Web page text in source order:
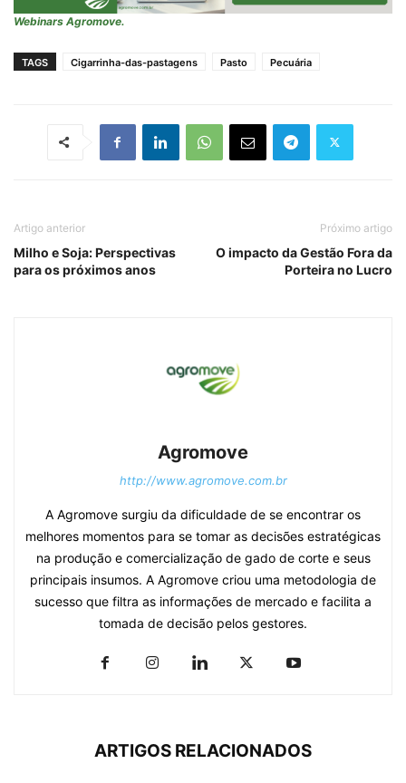
Webinars Agromove.
TAGS Cigarrinha-das-pastagens Pasto Pecuária
Artigo anterior
Milho e Soja: Perspectivas
para os próximos anos
Próximo artigo
O impacto da Gestão Fora da
Porteira no Lucro
Agromove
http://www.agromove.com.br
A Agromove surgiu da dificuldade de se encontrar os
melhores momentos para se tomar as decisões estratégicas
na produção e comercialização de gado de corte e seus
principais insumos. A Agromove criou uma metodologia de
sucesso que filtra as informações de mercado e facilita a
tomada de decisão pelos gestores.
ARTIGOS RELACIONADOS